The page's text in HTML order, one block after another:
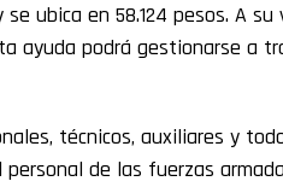
ubica en 58.124 pesos. A
ayuda podrá gestionarse a
técnicos, auxiliares y
de las fuerzas